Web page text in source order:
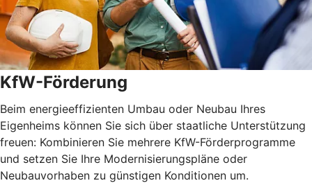
KfW-Förderung
Beim energieeffizienten Umbau oder Neubau Ihres
Eigenheims können Sie sich über staatliche Unterstützung
freuen: Kombinieren Sie mehrere KfW-Förderprogramme
und setzen Sie Ihre Modernisierungspläne oder
Neubauvorhaben zu günstigen Konditionen um.